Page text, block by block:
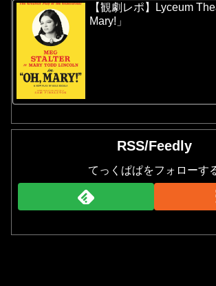
【観劇レポ】Lyceum
Mary!」
RSS/Feedly
てっくぱぱをフォローす